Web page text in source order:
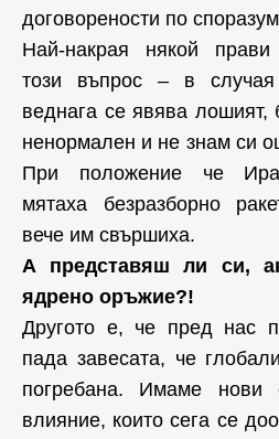
договорености по
Най-накрая някой
този въпрос – в
веднага се явява лошият,
ненормален и не знам си
При положение че
мятаха безразборно
вече им свършиха.
А представяш ли си,
ядрено оръжие?!
Другото е, че пред нас
пада завесата, че
погребана. Имаме нови
влияние, които сега се